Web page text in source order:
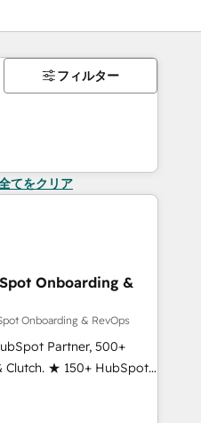
フィルター
てをクリア
Onboarding &
Onboarding & RevOps
Partner, 500+
Clutch. ★ 150+ HubSpot
across the team ★
five continents ★ AI-